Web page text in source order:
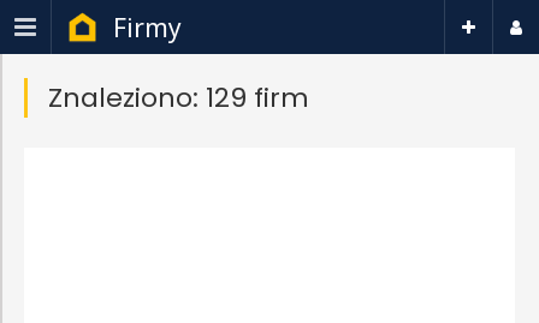
Firmy
Znaleziono: 129 firm